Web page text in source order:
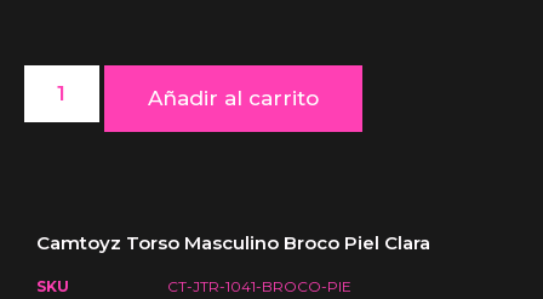
Añadir al carrito
Camtoyz Torso Masculino Broco Piel Clara
SKU
CT-JTR-1041-BROCO-PIE